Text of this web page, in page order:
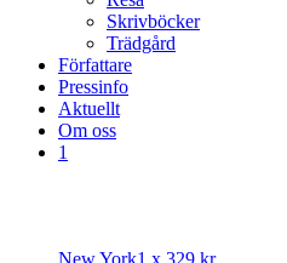
Skrivböcker
Trädgård
Författare
Pressinfo
Aktuellt
Om oss
1
New York1 x 329 kr